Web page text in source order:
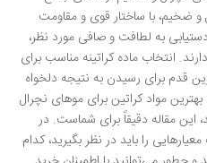
ضخیم، با ساختار قوی و مقاومت
به لطافت و صافی مورد نظر،
انتخاب ماده کراتینه مناسب برای
قدم برای رسیدن به نتیجه دلخواه
مواد کراتین برای موهای نچرال
مقاله دقیقاً برای شماست. در
را باید در نظر بگیرید، کدام